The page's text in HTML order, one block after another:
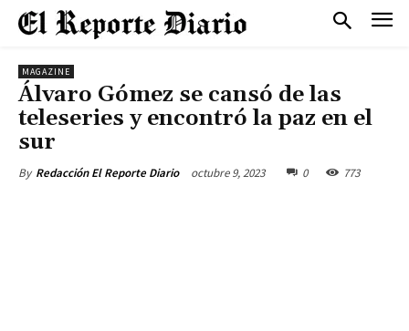
MAGAZINE
Álvaro Gómez se cansó de las
teleseries y encontró la paz en el
sur
By Redacción El Reporte Diario octubre 9, 2023 0 773